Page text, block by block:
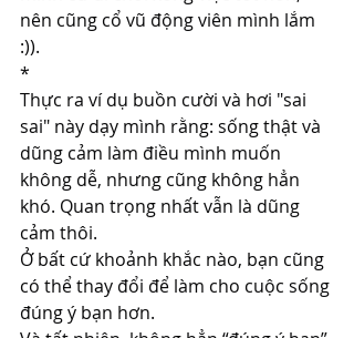
nên cũng cổ vũ động viên mình lắm
:)).
*
Thực ra ví dụ buồn cười và hơi "sai
sai" này dạy mình rằng: sống thật và
dũng cảm làm điều mình muốn
không dễ, nhưng cũng không hẳn
khó. Quan trọng nhất vẫn là dũng
cảm thôi.
Ở bất cứ khoảnh khắc nào, bạn cũng
có thể thay đổi để làm cho cuộc sống
đúng ý bạn hơn.